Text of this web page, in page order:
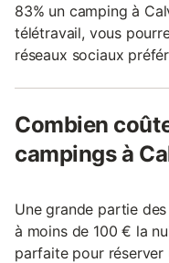
83% un camping à
télétravail, vous
réseaux sociaux
Combien
campings à
Une grande partie
à moins de 100 € la
parfaite pour réserver